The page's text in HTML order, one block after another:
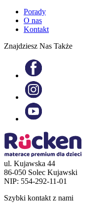
Porady
O nas
Kontakt
Znajdziesz Nas Także
ul. Kujawska 44
86-050 Solec Kujawski
NIP: 554-292-11-01
Szybki kontakt z nami